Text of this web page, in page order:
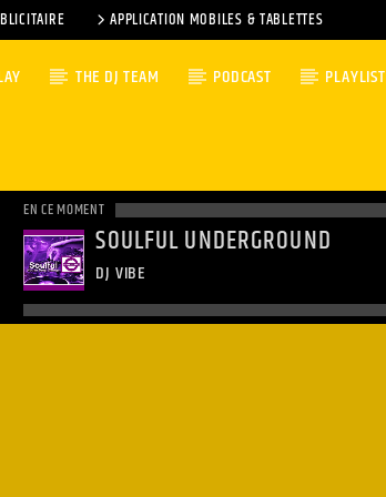
APPLICATION MOBILES & TABLETTES
THE DJ TEAM PODCAST PLAYLIST
EN CE MOMENT
SOULFUL UNDERGROUND
DJ VIBE